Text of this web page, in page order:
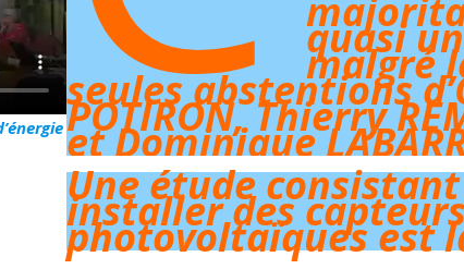
quasi
malgré
seules abstentions
POTIRON, Thierry
et Dominique
Une étude
installer des capteurs
photovoltaïques est